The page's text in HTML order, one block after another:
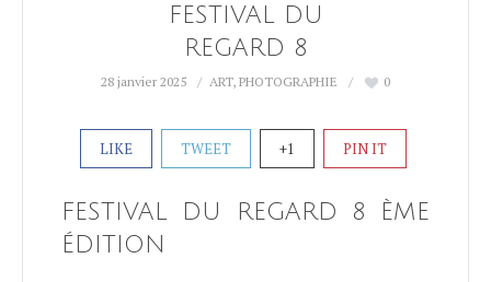
FESTIVAL DU
REGARD 8
28 janvier 2025 ART, PHOTOGRAPHIE 0
LIKE TWEET +1 PIN IT
FESTIVAL DU REGARD 8 ÈME
ÉDITION